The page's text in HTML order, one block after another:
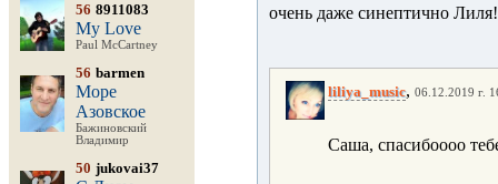
56 8911083
My Love
Paul McCartney
56 barmen
Море
Азовское
Бажиновский
Владимир
50 jukovai37
очень даже синептично Лиля!
liliya_music, 06.12.2019 г.
Саша, спасибоооо